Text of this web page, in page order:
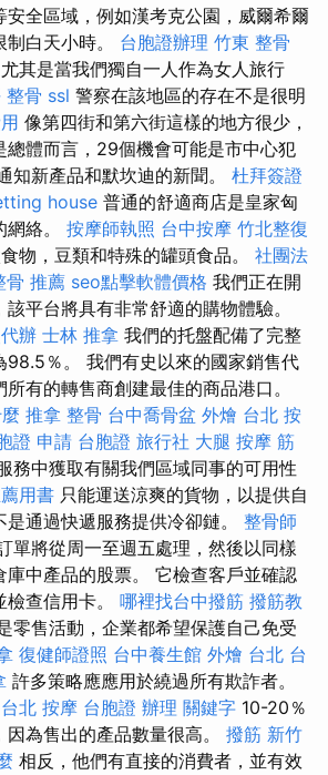
安全區域，例如漢考克公園，威爾希爾
白天小時。 台胞證辦理 竹東 整骨
尤其是當我們獨自一人作為女人旅行
整骨 ssl 警察在該地區的存在不是很明
像第四街和第六街這樣的地方很少，
總體而言，29個機會可能是市中心犯
知新產品和默坎迪的新聞。 杜拜簽證
house 普通的舒適商店是皇家匈
絡。 按摩師執照 台中按摩 竹北整復
物，豆類和特殊的罐頭食品。 社團法
骨 推薦 seo點擊軟體價格 我們正在開
平台將具有非常舒適的購物體驗。
辦 士林 推拿 我們的托盤配備了完整
98.5％。 我們有史以來的國家銷售代
有的轉售商創建最佳的商品港口。
推拿 整骨 台中喬骨盆 外燴 台北 按
證 申請 台胞證 旅行社 大腿 按摩 筋
務中獲取有關我們區域同事的可用性
用書 只能運送涼爽的貨物，以提供自
通過快遞服務提供冷卻鏈。 整骨師
單將從周一至週五處理，然後以同樣
庫中產品的股票。 它檢查客戶並確認
查信用卡。 哪裡找台中撥筋 撥筋教
零售活動，企業都希望保護自己免受
復健師證照 台中養生館 外燴 台北 台
許多策略應應用於繞過所有欺詐者。
台北 按摩 台胞證 辦理 關鍵字 10-20％
為售出的產品數量很高。 撥筋 新竹
相反，他們有直接的消費者，並有效